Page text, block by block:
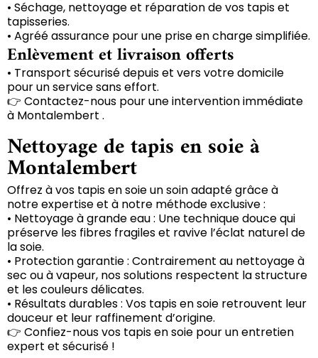
• Séchage, nettoyage et réparation de vos tapis et
tapisseries.
• Agréé assurance pour une prise en charge simplifiée.
Enlèvement et livraison offerts
• Transport sécurisé depuis et vers votre domicile
pour un service sans effort.
👉 Contactez-nous pour une intervention immédiate
à Montalembert .
Nettoyage de tapis en soie à
Montalembert
Offrez à vos tapis en soie un soin adapté grâce à
notre expertise et à notre méthode exclusive :
• Nettoyage à grande eau : Une technique douce qui
préserve les fibres fragiles et ravive l’éclat naturel de
la soie.
• Protection garantie : Contrairement au nettoyage à
sec ou à vapeur, nos solutions respectent la structure
et les couleurs délicates.
• Résultats durables : Vos tapis en soie retrouvent leur
douceur et leur raffinement d’origine.
👉 Confiez-nous vos tapis en soie pour un entretien
expert et sécurisé !